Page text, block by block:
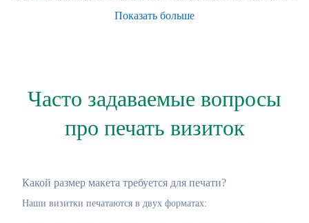
Показать больше
Часто задаваемые вопросы
про печать визиток
Какой размер макета требуется для печати?
Наши визитки печатаются в двух форматах: